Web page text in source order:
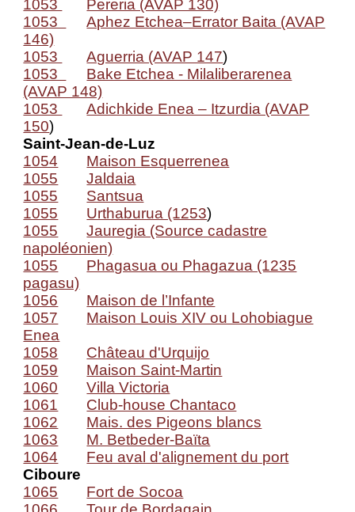
1053
Pereria (AVAP 130)
1053
Aphez Etchea–Errator Baita (AVAP
146)
1053
Aguerria (AVAP 147)
1053
Bake Etchea - Milaliberarenea
(AVAP 148)
1053
Adichkide Enea – Itzurdia (AVAP
150)
Saint-Jean-de-Luz
1054
Maison Esquerrenea
1055
Jaldaia
1055
Santsua
1055
Urthaburua (1253)
1055
Jauregia (Source cadastre
napoléonien)
1055
Phagasua ou Phagazua (1235
pagasu)
1056
Maison de l’Infante
1057
Maison Louis XIV ou Lohobiague
Enea
1058
Château d'Urquijo
1059
Maison Saint-Martin
1060
Villa Victoria
1061
Club-house Chantaco
1062
Mais. des Pigeons blancs
1063
M. Betbeder-Baïta
1064
Feu aval d'alignement du port
Ciboure
1065
Fort de Socoa